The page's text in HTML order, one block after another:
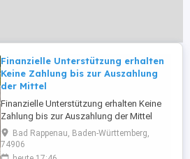
Finanzielle Unterstützung erhalten
Keine Zahlung bis zur Auszahlung
der Mittel
Finanzielle Unterstützung erhalten Keine
Zahlung bis zur Auszahlung der Mittel
Erhalten Sie finanzielle Unterstützung,
ohne im Voraus etwas zu bezahlen. Es
fallen keinerlei Kosten an, bis die
Bad Rappenau, Baden-Württemberg,
74906